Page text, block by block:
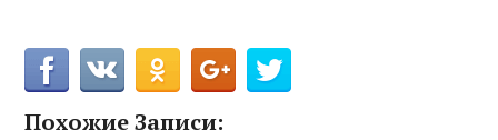
Похожие Записи: